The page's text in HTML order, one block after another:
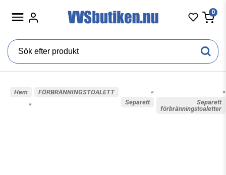
0
Hem
»
FÖRBRÄNNINGSTOALETT
»
Separett
»
Separett
förbränningstoaletter